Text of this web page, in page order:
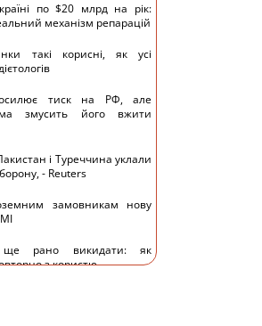
по $20 млрд на рік:
механізм репарацій
такі корисні, як усі
тиск на РФ, але
змусить його вжити
і Туреччина уклали
- Reuters
замовникам нову
ще рано викидати: як
з користю